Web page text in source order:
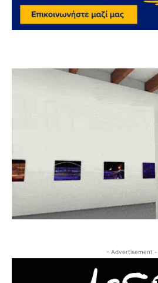
- Advertisement -